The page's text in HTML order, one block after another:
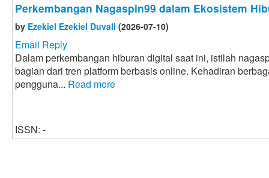
Perkembangan Nagaspin99 dalam Ekosistem
by Ezekiel Ezekiel Duvall (2026-07-10)
Email Reply
Dalam perkembangan hiburan digital saat ini, istilah
bagian dari tren platform berbasis online. Kehadiran
pengguna... Read more
ISSN: -